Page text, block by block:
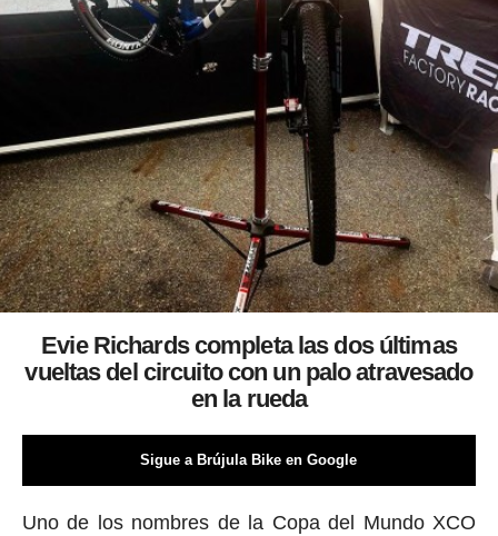
Evie Richards completa las dos últimas
vueltas del circuito con un palo atravesado
en la rueda
Sigue a Brújula Bike en Google
Uno de los nombres de la Copa del Mundo XCO